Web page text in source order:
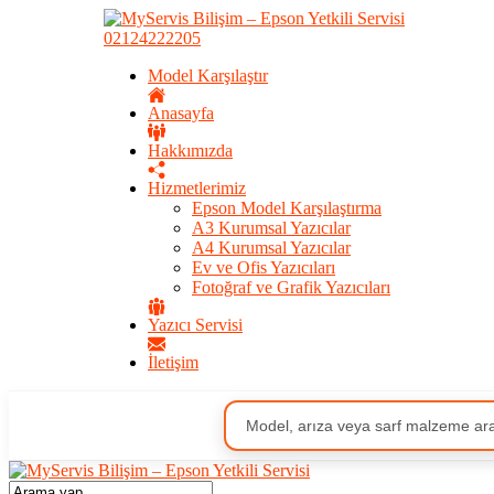
02124222205
Model Karşılaştır
Anasayfa
Hakkımızda
Hizmetlerimiz
Epson Model Karşılaştırma
A3 Kurumsal Yazıcılar
A4 Kurumsal Yazıcılar
Ev ve Ofis Yazıcıları
Fotoğraf ve Grafik Yazıcıları
Yazıcı Servisi
İletişim